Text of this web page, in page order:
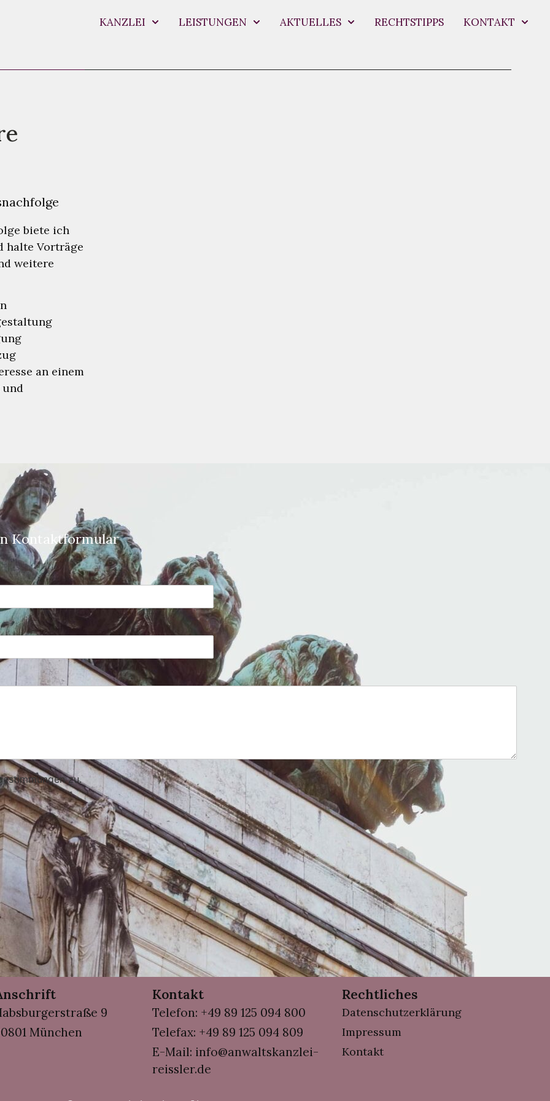
KANZLEI LEISTUNGEN AKTUELLES RECHTSTIPPS KONTAKT
biete ich
halte Vorträge
weitere
an einem
und
Kontaktformular
zu.
9
München
Kontakt
Telefon: +49 89 125 094 800
Telefax: +49 89 125 094 809
E-Mail: info@anwaltskanzlei-
reissler.de
Rechtliches
Datenschutzerklärung
Impressum
Kontakt